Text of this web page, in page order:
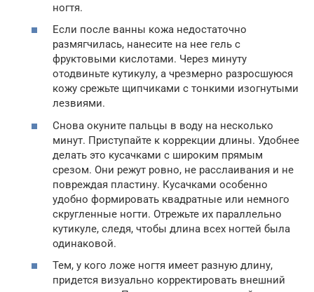
ногтя.
Если после ванны кожа недостаточно
размягчилась, нанесите на нее гель с
фруктовыми кислотами. Через минуту
отодвиньте кутикулу, а чрезмерно разросшуюся
кожу срежьте щипчиками с тонкими изогнутыми
лезвиями.
Снова окуните пальцы в воду на несколько
минут. Приступайте к коррекции длины. Удобнее
делать это кусачками с широким прямым
срезом. Они режут ровно, не расслаивания и не
повреждая пластину. Кусачками особенно
удобно формировать квадратные или немного
скругленные ногти. Отрежьте их параллельно
кутикуле, следя, чтобы длина всех ногтей была
одинаковой.
Тем, у кого ложе ногтя имеет разную длину,
придется визуально корректировать внешний